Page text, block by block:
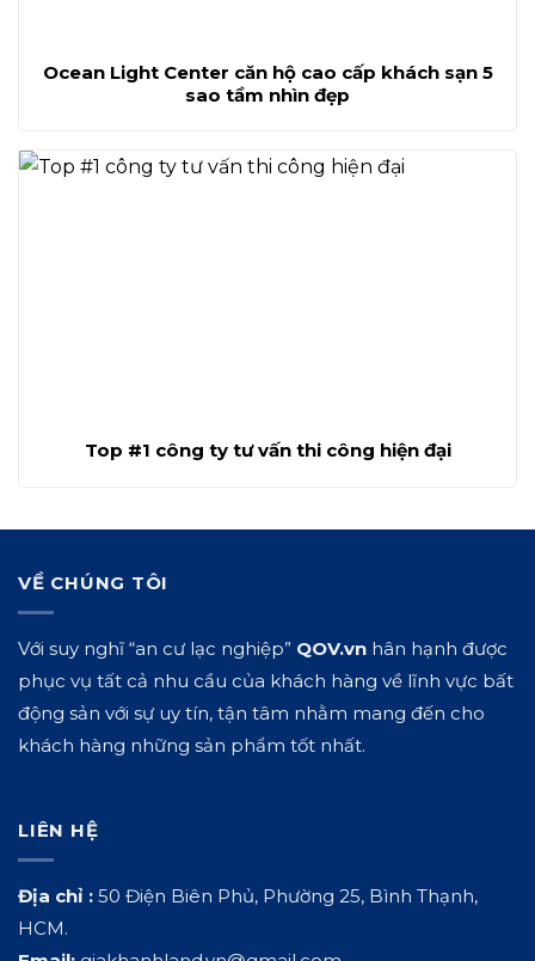
Ocean Light Center căn hộ cao cấp khách sạn 5
sao tầm nhìn đẹp
Top #1 công ty tư vấn thi công hiện đại
VỀ CHÚNG TÔI
Với suy nghĩ “an cư lạc nghiệp” QOV.vn hân hạnh được
phục vụ tất cả nhu cầu của khách hàng về lĩnh vực bất
động sản với sự uy tín, tận tâm nhằm mang đến cho
khách hàng những sản phẩm tốt nhất.
LIÊN HỆ
Địa chỉ : 50 Điện Biên Phủ, Phường 25, Bình Thạnh,
HCM.